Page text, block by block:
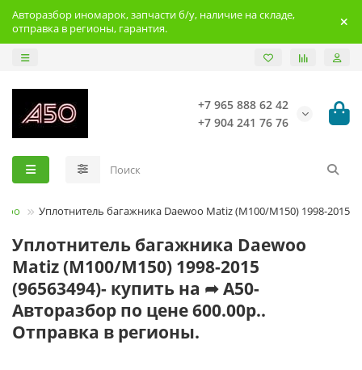
Авторазбор иномарок, запчасти б/у, наличие на складе,
отправка в регионы, гарантия.
+7 965 888 62 42
+7 904 241 76 76
Уплотнитель багажника Daewoo Matiz (M100/M150) 1998-2015
Уплотнитель багажника Daewoo
Matiz (M100/M150) 1998-2015
(96563494)- купить на ➦ А50-
Авторазбор по цене 600.00р..
Отправка в регионы.